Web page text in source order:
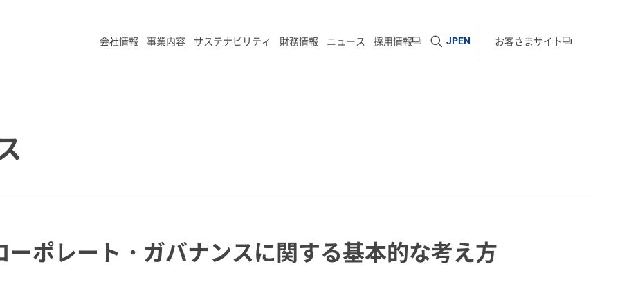
会社情報 事業内容 サステナビリティ 財務情報 ニュース 採用情報 サイト内検索を開く
JPEN お客さまサイト
ーポレート・ガバナンスに関する基本的な考え方